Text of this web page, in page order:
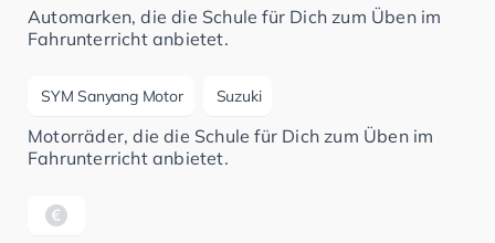
Automarken, die die Schule für Dich zum Üben im
Fahrunterricht anbietet.
SYM Sanyang Motor Suzuki
Motorräder, die die Schule für Dich zum Üben im
Fahrunterricht anbietet.